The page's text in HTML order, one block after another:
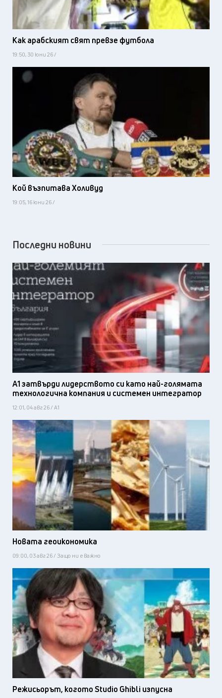
Как арабският свят превзе футбола
19:50, 30 юни 26 /
Кой възпитава Холивуд
19:05, 16 юни 26 /
Последни новини
А1 затвърди лидерството си като най-голямата
технологична компания и системен интегратор
12:01, 04 авг 26 / А1
Новата геоикономика
09:00, 03 авг 26 / Защо ни е важно
Режисьорът, когото Studio Ghibli изпусна